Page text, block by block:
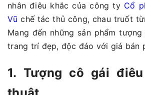
nhân điêu khắc của công ty Cổ
Vũ chế tác thủ công, chau truốt
Mang đến những sản phẩm
trang trí đẹp, độc đáo với giá bán
1. Tượng cô gái